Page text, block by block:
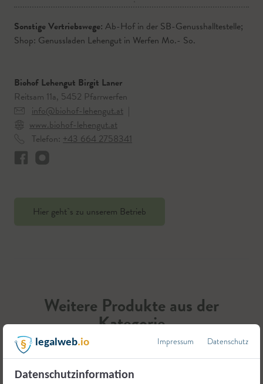
Sonstige Vertriebswege: Ab-Hof in der SB-Genusshalltestelle;
Shop: Genussladen Lehengut in Werfen Mo.- So.
Biohof Lehengut Birgit Laner
Reitsam 11a, 5452 Pfarrwerfen
info@biohof-lehengut.at |
www.biohof-lehengut.at
Telefon: +43 664 2758341
Hier geht`s zu unserem Betrieb
Weitere Produkte aus der
Kategorie
Eier
legalweb.io Impressum Datenschutz
Datenschutzinformation